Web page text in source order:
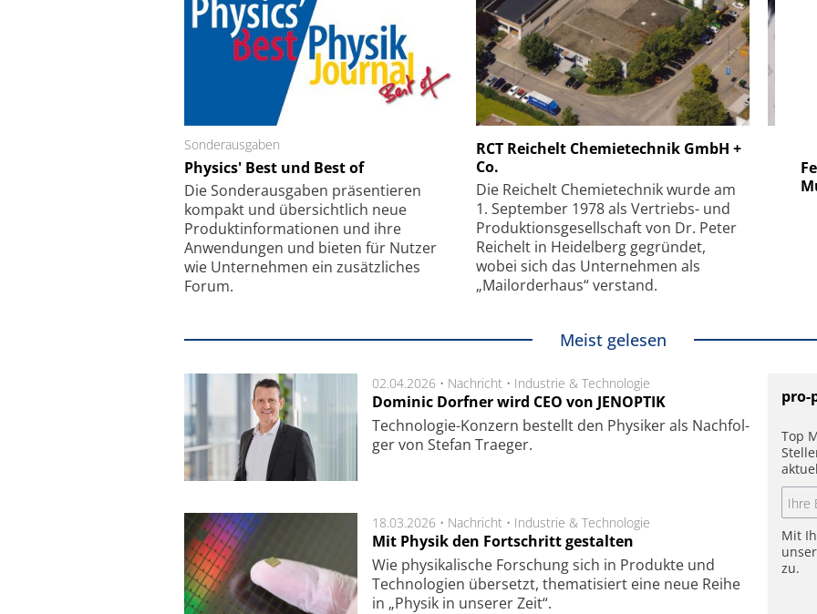
Sonderausgaben
Physics' Best und Best of
Die Sonder­ausgaben präsentieren
kompakt und übersichtlich neue
Produkt­informationen und ihre
Anwendungen und bieten für Nutzer
wie Unternehmen ein zusätzliches
Forum.
RCT Reichelt Chemietechnik GmbH +
Co.
Die Reichelt Chemietechnik wurde am
1. September 1978 als Vertriebs- und
Produktionsgesellschaft von Dr. Peter
Reichelt in Heidelberg gegründet,
wobei sich das Unternehmen als
„Mailorderhaus“ verstand.
Faserkoppler mit Super-
Feinfokussierungsmechanismus
SmarAct GmbH
kleinstem Raum
Meist gelesen
02.04.2026 • Nachricht • Industrie & Technologie
Dominic Dorfner wird CEO von JENOPTIK
Techno­logie-Konzern be­stellt den Phy­si­ker als Nach­fol­
ger von Ste­fan Trae­ger.
18.03.2026 • Nachricht • Industrie & Technologie
Mit Physik den Fortschritt gestalten
Wie physikalische Forschung sich in Produkte und
Technologien übersetzt, thematisiert eine neue Reihe
in „Physik in unserer Zeit“.
pro-
Top
Mit
zu.